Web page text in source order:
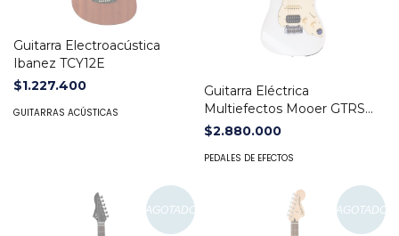
Guitarra Electroacústica
Ibanez TCY12E
$1.227.400
GUITARRAS ACÚSTICAS
Guitarra Eléctrica
Multiefectos Mooer GTRS
P800
$2.880.000
PEDALES DE EFECTOS
AGOTADO AGOTADO